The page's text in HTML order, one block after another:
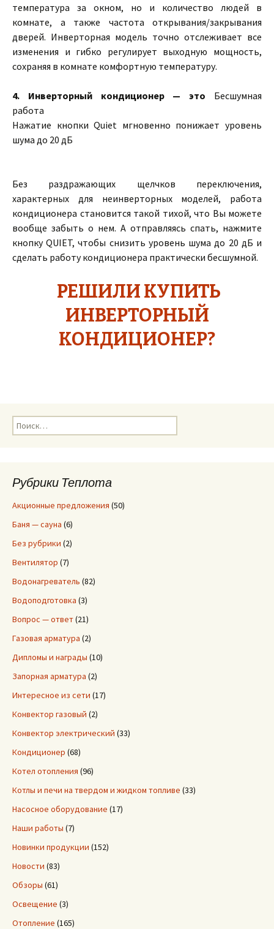
температура за окном, но и количество людей в
комнате, а также частота открывания/закрывания
дверей. Инверторная модель точно отслеживает все
изменения и гибко регулирует выходную мощность,
сохраняя в комнате комфортную температуру.
4. Инверторный кондиционер — это Бесшумная
работа
Нажатие кнопки Quiet мгновенно понижает уровень
шума до 20 дБ
Без раздражающих щелчков переключения,
характерных для неинверторных моделей, работа
кондиционера становится такой тихой, что Вы можете
вообще забыть о нем. А отправляясь спать, нажмите
кнопку QUIET, чтобы снизить уровень шума до 20 дБ и
сделать работу кондиционера практически бесшумной.
РЕШИЛИ КУПИТЬ
ИНВЕРТОРНЫЙ
КОНДИЦИОНЕР?
Н
а
:Рубрики Теплота
Акционные предложения (50)
Баня — сауна (6)
Без рубрики (2)
Вентилятор (7)
Водонагреватель (82)
Водоподготовка (3)
Вопрос — ответ(21)
Газовая арматура (2)
Дипломы и награды (10)
Запорная арматура (2)
Интересное из сети (17)
Конвектор газовый (2)
Конвектор электрический (33)
Кондиционер (68)
Котел отопления (96)
Котлы и печи на твердом и жидком топливе (33)
Насосное оборудование (17)
Наши работы (7)
Новинки продукции (152)
Новости (83)
Обзоры (61)
Освещение (3)
Отопление (165)